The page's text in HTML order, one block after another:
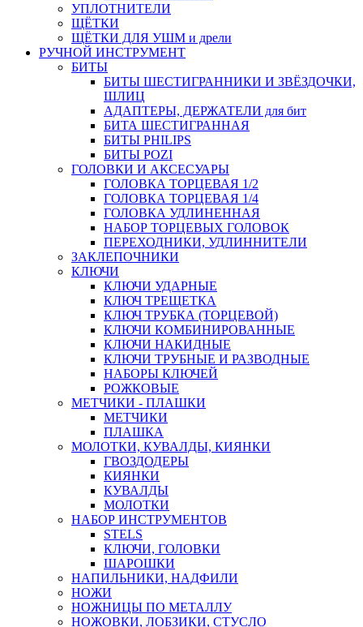
УПЛОТНИТЕЛИ
ЩЁТКИ
ЩЁТКИ ДЛЯ УШМ и дрели
РУЧНОЙ ИНСТРУМЕНТ
БИТЫ
БИТЫ ШЕСТИГРАННИКИ И ЗВЁЗДОЧКИ,
ШЛИЦ
АДАПТЕРЫ, ДЕРЖАТЕЛИ для бит
БИТА ШЕСТИГРАННАЯ
БИТЫ PHILIPS
БИТЫ POZI
ГОЛОВКИ И АКСЕСУАРЫ
ГОЛОВКА ТОРЦЕВАЯ 1/2
ГОЛОВКА ТОРЦЕВАЯ 1/4
ГОЛОВКА УДЛИНЕННАЯ
НАБОР ТОРЦЕВЫХ ГОЛОВОК
ПЕРЕХОДНИКИ, УДЛИННИТЕЛИ
ЗАКЛЕПОЧНИКИ
КЛЮЧИ
КЛЮЧИ УДАРНЫЕ
КЛЮЧ ТРЕЩЕТКА
КЛЮЧ ТРУБКА (ТОРЦЕВОЙ)
КЛЮЧИ КОМБИНИРОВАННЫЕ
КЛЮЧИ НАКИДНЫЕ
КЛЮЧИ ТРУБНЫЕ И РАЗВОДНЫЕ
НАБОРЫ КЛЮЧЕЙ
РОЖКОВЫЕ
МЕТЧИКИ - ПЛАШКИ
МЕТЧИКИ
ПЛАШКА
МОЛОТКИ, КУВАЛДЫ, КИЯНКИ
ГВОЗДОДЕРЫ
КИЯНКИ
КУВАЛДЫ
МОЛОТКИ
НАБОР ИНСТРУМЕНТОВ
STELS
КЛЮЧИ, ГОЛОВКИ
ШАРОШКИ
НАПИЛЬНИКИ, НАДФИЛИ
НОЖИ
НОЖНИЦЫ ПО МЕТАЛЛУ
НОЖОВКИ, ЛОБЗИКИ, СТУСЛО